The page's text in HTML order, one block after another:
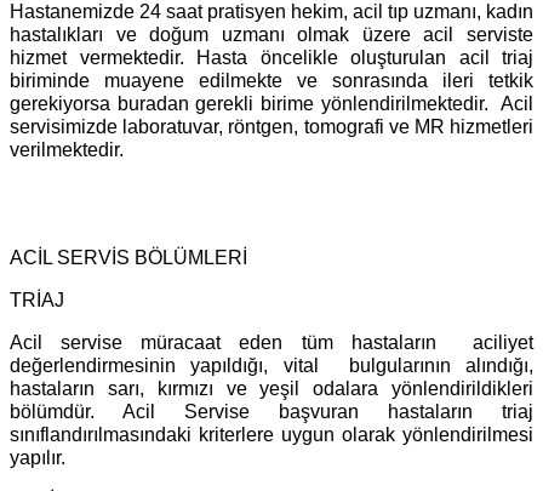
Hastanemizde 24 saat pratisyen hekim, acil tıp uzmanı, kadın
hastalıkları ve doğum uzmanı olmak üzere acil serviste
hizmet vermektedir. Hasta öncelikle oluşturulan acil triaj
biriminde muayene edilmekte ve sonrasında ileri tetkik
gerekiyorsa buradan gerekli birime yönlendirilmektedir. Acil
servisimizde laboratuvar, röntgen, tomografi ve MR hizmetleri
verilmektedir.
ACİL SERVİS BÖLÜMLERİ
TRİAJ
Acil servise müracaat eden tüm hastaların aciliyet
değerlendirmesinin yapıldığı, vital bulgularının alındığı,
hastaların sarı, kırmızı ve yeşil odalara yönlendirildikleri
bölümdür. Acil Servise başvuran hastaların triaj
sınıflandırılmasındaki kriterlere uygun olarak yönlendirilmesi
yapılır.